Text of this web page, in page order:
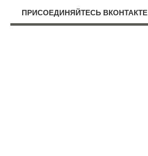
ПРИСОЕДИНЯЙТЕСЬ ВКОНТАКТЕ